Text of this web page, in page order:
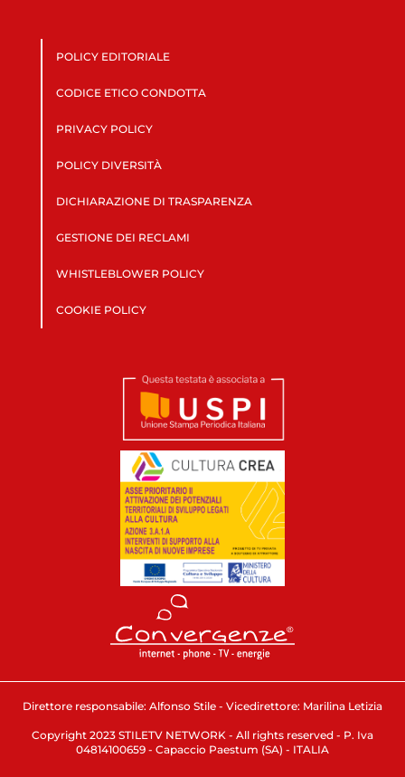
POLICY EDITORIALE
CODICE ETICO CONDOTTA
PRIVACY POLICY
POLICY DIVERSITÀ
DICHIARAZIONE DI TRASPARENZA
GESTIONE DEI RECLAMI
WHISTLEBLOWER POLICY
COOKIE POLICY
Direttore responsabile: Alfonso Stile - Vicedirettore: Marilina Letizia
Copyright 2023 STILETV NETWORK - All rights reserved - P. Iva
04814100659 - Capaccio Paestum (SA) - ITALIA